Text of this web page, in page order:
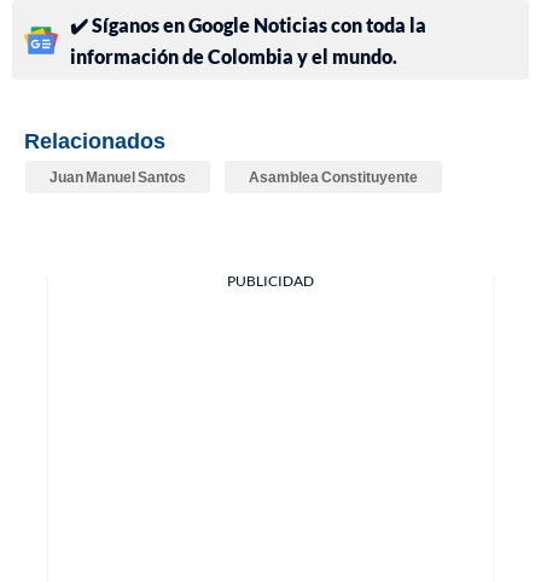
✔️ Síganos en Google Noticias con toda la
información de Colombia y el mundo.
Relacionados
Juan Manuel Santos Asamblea Constituyente
PUBLICIDAD